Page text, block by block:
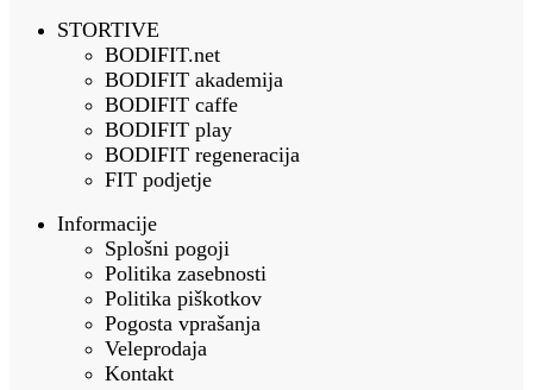
STORTIVE
BODIFIT.net
BODIFIT akademija
BODIFIT caffe
BODIFIT play
BODIFIT regeneracija
FIT podjetje
Informacije
Splošni pogoji
Politika zasebnosti
Politika piškotkov
Pogosta vprašanja
Veleprodaja
Kontakt